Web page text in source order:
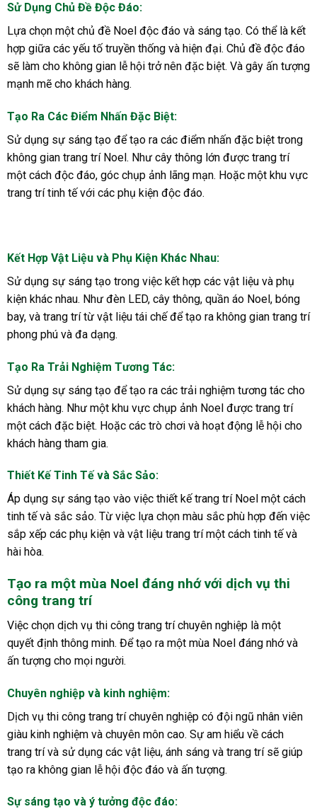
Sử Dụng Chủ Đề Độc Đáo:
Lựa chọn một chủ đề Noel độc đáo và sáng tạo. Có thể là kết
hợp giữa các yếu tố truyền thống và hiện đại. Chủ đề độc đáo
sẽ làm cho không gian lễ hội trở nên đặc biệt. Và gây ấn tượng
mạnh mẽ cho khách hàng.
Tạo Ra Các Điểm Nhấn Đặc Biệt:
Sử dụng sự sáng tạo để tạo ra các điểm nhấn đặc biệt trong
không gian trang trí Noel. Như cây thông lớn được trang trí
một cách độc đáo, góc chụp ảnh lãng mạn. Hoặc một khu vực
trang trí tinh tế với các phụ kiện độc đáo.
Kết Hợp Vật Liệu và Phụ Kiện Khác Nhau:
Sử dụng sự sáng tạo trong việc kết hợp các vật liệu và phụ
kiện khác nhau. Như đèn LED, cây thông, quần áo Noel, bóng
bay, và trang trí từ vật liệu tái chế để tạo ra không gian trang trí
phong phú và đa dạng.
Tạo Ra Trải Nghiệm Tương Tác:
Sử dụng sự sáng tạo để tạo ra các trải nghiệm tương tác cho
khách hàng. Như một khu vực chụp ảnh Noel được trang trí
một cách đặc biệt. Hoặc các trò chơi và hoạt động lễ hội cho
khách hàng tham gia.
Thiết Kế Tinh Tế và Sắc Sảo:
Áp dụng sự sáng tạo vào việc thiết kế trang trí Noel một cách
tinh tế và sắc sảo. Từ việc lựa chọn màu sắc phù hợp đến việc
sắp xếp các phụ kiện và vật liệu trang trí một cách tinh tế và
hài hòa.
Tạo ra một mùa Noel đáng nhớ với dịch vụ thi
công trang trí
Việc chọn dịch vụ thi công trang trí chuyên nghiệp là một
quyết định thông minh. Để tạo ra một mùa Noel đáng nhớ và
ấn tượng cho mọi người.
Chuyên nghiệp và kinh nghiệm:
Dịch vụ thi công trang trí chuyên nghiệp có đội ngũ nhân viên
giàu kinh nghiệm và chuyên môn cao. Sự am hiểu về cách
trang trí và sử dụng các vật liệu, ánh sáng và trang trí sẽ giúp
tạo ra không gian lễ hội độc đáo và ấn tượng.
Sự sáng tạo và ý tưởng độc đáo: